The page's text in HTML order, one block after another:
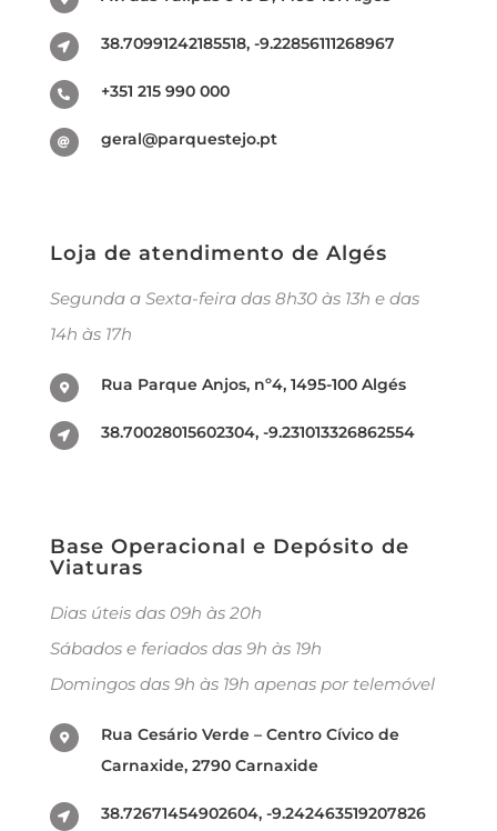
38.70991242185518, -9.22856111268967
+351 215 990 000
geral@parquestejo.pt
Loja de atendimento de Algés
Segunda a Sexta-feira das 8h30 às 13h e das
14h às 17h
Rua Parque Anjos, nº4, 1495-100 Algés
38.70028015602304, -9.231013326862554
Base Operacional e Depósito de
Viaturas
Dias úteis das 09h às 20h
Sábados e feriados das 9h às 19h
Domingos das 9h às 19h apenas por telemóvel
Rua Cesário Verde – Centro Cívico de
Carnaxide, 2790 Carnaxide
38.72671454902604, -9.242463519207826